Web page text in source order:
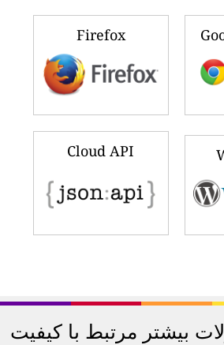
Firefox
Cloud API
بیشتر مرتبط با کیفیت